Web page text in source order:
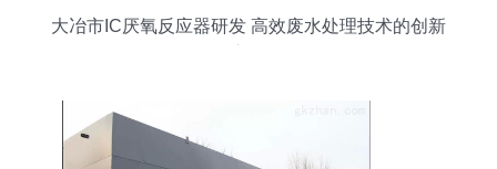
大冶市IC厌氧反应器研发 高效废水处理技术的创新